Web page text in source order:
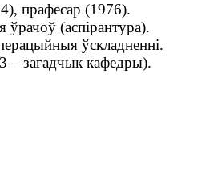
прафесар (1976).
(аспірантура).
ўскладненні.
– загадчык кафедры).